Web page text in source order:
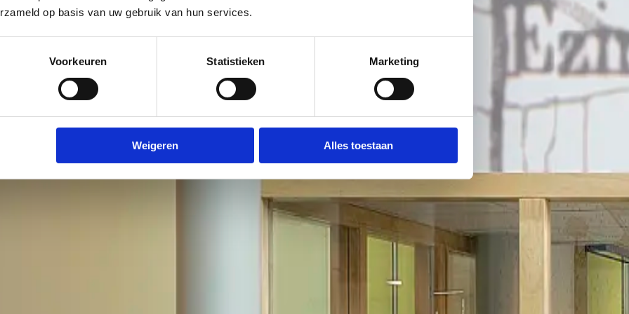
op basis van uw gebruik van hun services.
Voorkeuren Statistieken Marketing
Weigeren Alles toestaan